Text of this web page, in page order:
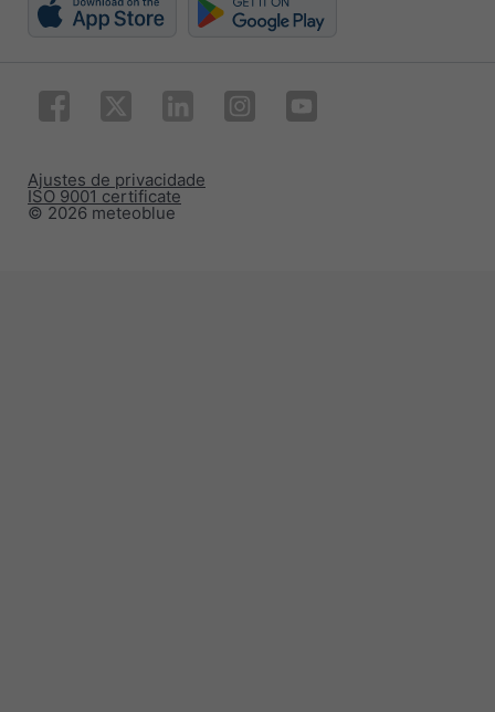
© 2026 meteoblue
ISO 9001 certificate
Ajustes de privacidade